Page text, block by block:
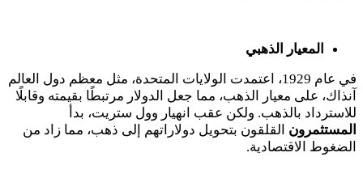
المعيار الذهبي
في عام 1929، اعتمدت الولايات المتحدة، مثل معظم دول العالم
آنذاك، على معيار الذهب، مما جعل الدولار مرتبطًا بقيمته وقابلًا
للاسترداد بالذهب. ولكن عقب انهيار وول ستريت، بدأ
المستثمرون القلقون بتحويل دولاراتهم إلى ذهب، مما زاد من
الضغوط الاقتصادية.